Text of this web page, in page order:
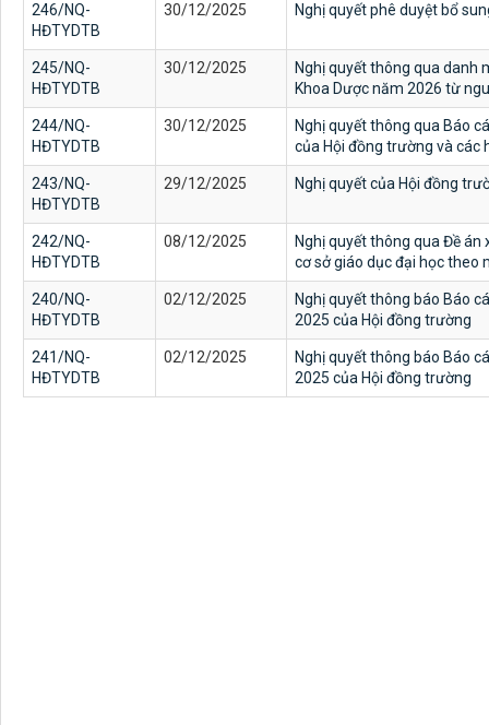
246/NQ-
HĐTYDTB
30/12/2025 Nghị quyết phê duyệt bổ
245/NQ-
HĐTYDTB
30/12/2025
Nghị quyết thông qua danh
Khoa Dược năm 2026 từ
244/NQ-
HĐTYDTB
30/12/2025
Nghị quyết thông qua Báo
của Hội đồng trường và các
243/NQ-
HĐTYDTB
29/12/2025 Nghị quyết của Hội đồng
242/NQ-
HĐTYDTB
08/12/2025
Nghị quyết thông qua Đề
cơ sở giáo dục đại học theo
240/NQ-
HĐTYDTB
02/12/2025
Nghị quyết thông báo Báo
2025 của Hội đồng trường
241/NQ-
HĐTYDTB
02/12/2025
Nghị quyết thông báo Báo
2025 của Hội đồng trường